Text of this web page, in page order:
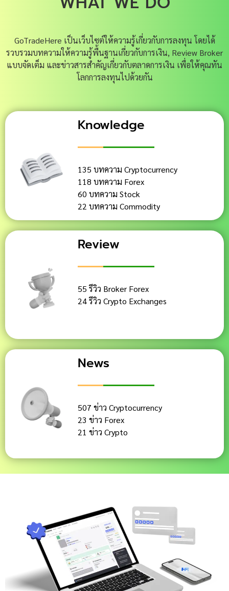
GoTradeHere เป็นเว็บไซต์ให้ความรู้เกี่ยวกับการลงทุน โดยได้
รวบรวมบทความให้ความรู้พื้นฐานเกี่ยวกับการเงิน, Review Broker
แบบจัดเต็ม และข่าวสารสำคัญเกี่ยวกับตลาดการเงิน เพื่อให้คุณทัน
โลกการลงทุนไปด้วยกัน
Knowledge
135 บทความ Cryptocurrency
118 บทความ Forex
60 บทความ Stock
22 บทความ Commodity
Review
55 รีวิว Broker Forex
24 รีวิว Crypto Exchanges
News
507 ข่าว Cryptocurrency
23 ข่าว Forex
21 ข่าว Crypto